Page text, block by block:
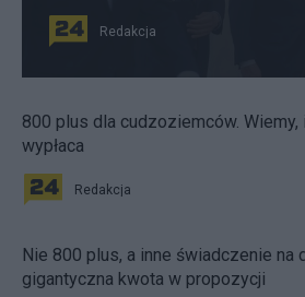
Redakcja
800 plus dla cudzoziemców.
wypłaca
Redakcja
Nie 800 plus, a inne świadczenie na
gigantyczna kwota w propozycji